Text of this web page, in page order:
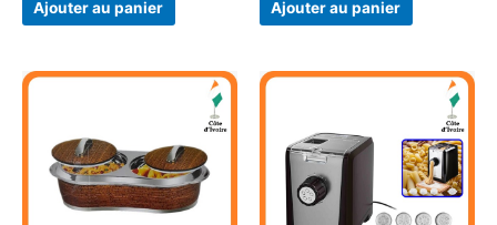
Ajouter au panier Ajouter au panier